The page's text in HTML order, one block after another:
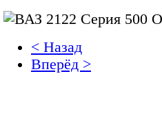
< Назад
Вперёд >